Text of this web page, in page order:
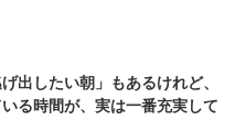
出したい朝」もあるけれど、
る時間が、実は一番充実して